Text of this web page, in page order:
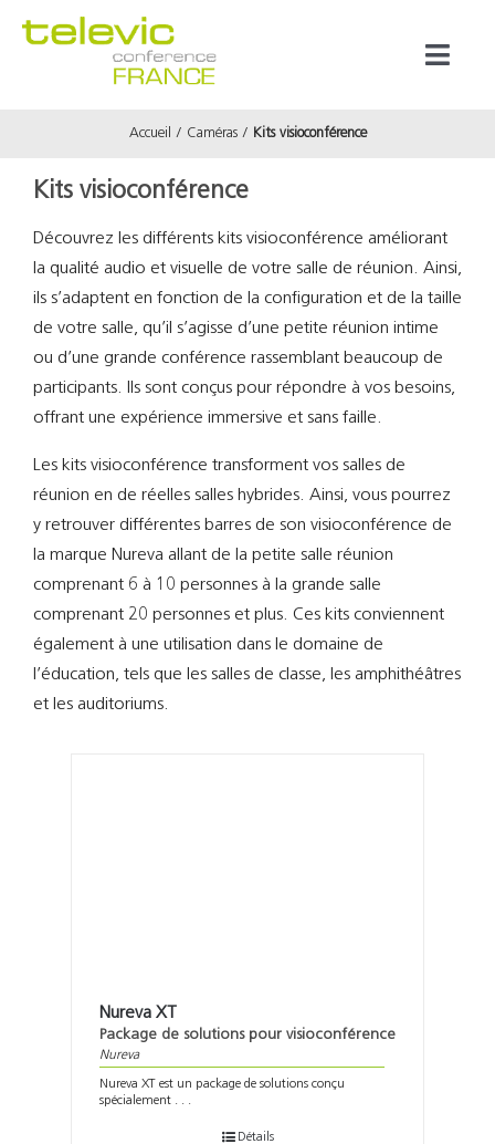
Support
Accueil Caméras Kits visioconférence
Kits visioconférence
Découvrez les différents kits visioconférence améliorant
la qualité audio et visuelle de votre salle de réunion. Ainsi,
ils s’adaptent en fonction de la configuration et de la taille
de votre salle, qu’il s’agisse d’une petite réunion intime
ou d’une grande conférence rassemblant beaucoup de
participants. Ils sont conçus pour répondre à vos besoins,
offrant une expérience immersive et sans faille.
Les kits visioconférence transforment vos salles de
réunion en de réelles salles hybrides. Ainsi, vous pourrez
y retrouver différentes barres de son visioconférence de
la marque Nureva allant de la petite salle réunion
comprenant 6 à 10 personnes à la grande salle
comprenant 20 personnes et plus. Ces kits conviennent
également à une utilisation dans le domaine de
l’éducation, tels que les salles de classe, les amphithéâtres
et les auditoriums.
Nureva XT
Package de solutions pour visioconférence
Nureva
Nureva XT est un package de solutions conçu
spécialement . . .
Détails